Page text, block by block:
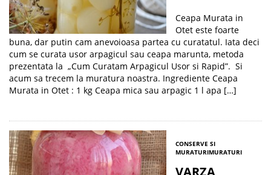
Ceapa Murata in
Otet este foarte
buna, dar putin cam anevoioasa partea cu curatatul. Iata deci
cum se curata usor arpagicul sau ceapa marunta, metoda
prezentata la „Cum Curatam Arpagicul Usor si Rapid”. Si
acum sa trecem la muratura noastra. Ingrediente Ceapa
Murata in Otet : 1 kg Ceapa mica sau arpagic 1 l apa […]
CONSERVE SI
MURATURIMURATURI
VARZA